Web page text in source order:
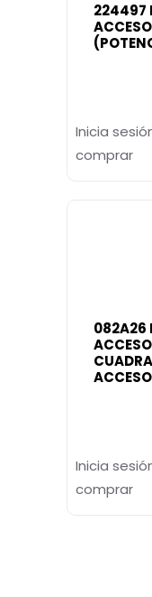
224497
Inicia
comprar
082A26
Inicia
comprar